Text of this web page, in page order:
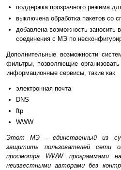
поддержка прозрачного режима
выключена обработка пакетов со
добавлена возможность заносить
соединения с МЭ по
Дополнительные возможности
фильтры, позволяющие
информационные сервисы, такие как
электронная почта
DNS
ftp
WWW
Этот МЭ - единственный из
защитить пользователей сети
просмотра WWW программами
неизвестными авторами без